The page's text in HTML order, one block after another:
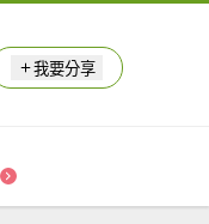
我要分享